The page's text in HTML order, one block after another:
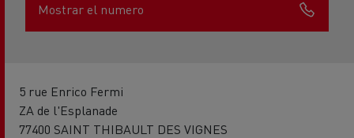
Mostrar el numero
5 rue Enrico Fermi
ZA de l'Esplanade
77400 SAINT THIBAULT DES VIGNES